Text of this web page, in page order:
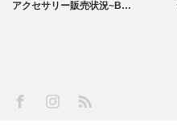
アクセサリー販売状況~B…
FacebookInstagram